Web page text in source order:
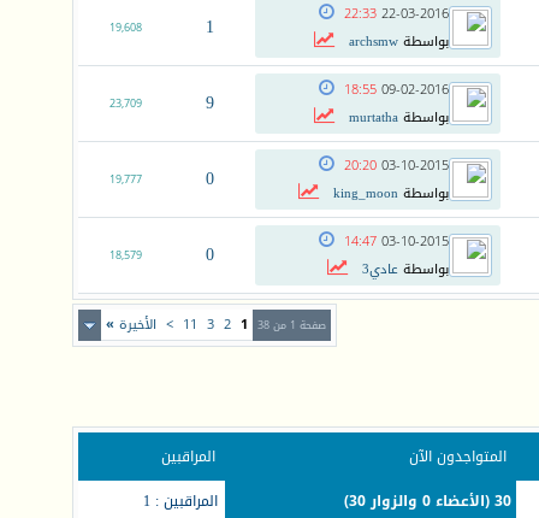
22-03-2016
22:33
بواسطةarchsmw
1
19,608
09-02-2016
18:55
بواسطةmurtatha
9
23,709
03-10-2015
20:20
بواسطةking_moon
0
19,777
03-10-2015
14:47
بواسطةعادي3 0
18,579
صفحة 1 من 38 1
2
3
11
> الأخيرة »
المتواجدون الآن
المراقبين
30 (الأعضاء 0 والزوار 30)
المراقبين : 1